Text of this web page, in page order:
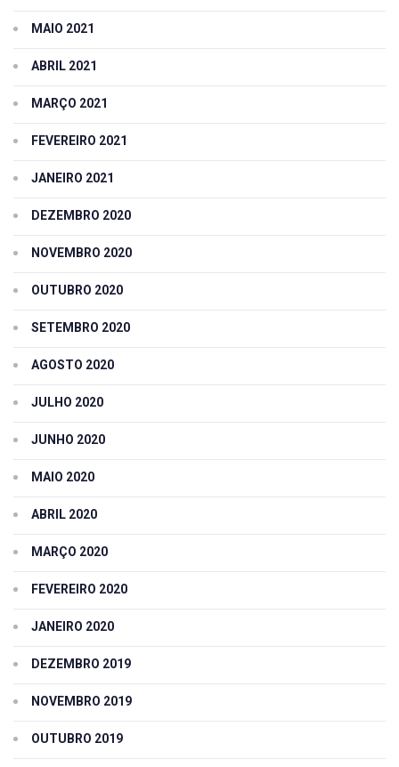
MAIO 2021
ABRIL 2021
MARÇO 2021
FEVEREIRO 2021
JANEIRO 2021
DEZEMBRO 2020
NOVEMBRO 2020
OUTUBRO 2020
SETEMBRO 2020
AGOSTO 2020
JULHO 2020
JUNHO 2020
MAIO 2020
ABRIL 2020
MARÇO 2020
FEVEREIRO 2020
JANEIRO 2020
DEZEMBRO 2019
NOVEMBRO 2019
OUTUBRO 2019